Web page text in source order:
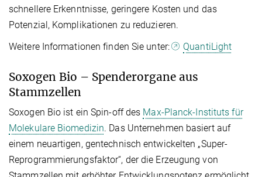
schnellere Erkenntnisse, geringere Kosten und das
Potenzial, Komplikationen zu reduzieren.
Weitere Informationen finden Sie unter:
QuantiLight
Soxogen Bio – Spenderorgane aus
Stammzellen
Soxogen Bio ist ein Spin-off des Max-Planck-Instituts für
Molekulare Biomedizin. Das Unternehmen basiert auf
einem neuartigen, gentechnisch entwickelten „Super-
Reprogrammierungsfaktor“, der die Erzeugung von